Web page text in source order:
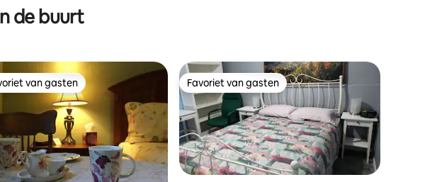
de buurt
van gasten
van gasten Favoriet van gasten
Favoriet van gasten